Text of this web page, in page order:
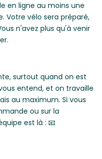
en ligne au moins une
Votre vélo sera préparé,
n'avez plus qu'à venir
surtout quand on est
entend, et on travaille
au maximum. Si vous
ou sur la
est là : 📧